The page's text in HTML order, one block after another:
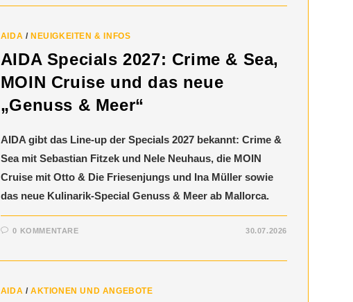
AIDA / NEUIGKEITEN & INFOS
AIDA Specials 2027: Crime & Sea,
MOIN Cruise und das neue
„Genuss & Meer“
AIDA gibt das Line-up der Specials 2027 bekannt: Crime &
Sea mit Sebastian Fitzek und Nele Neuhaus, die MOIN
Cruise mit Otto & Die Friesenjungs und Ina Müller sowie
das neue Kulinarik-Special Genuss & Meer ab Mallorca.
0 KOMMENTARE 30.07.2026
AIDA /AKTIONEN UND ANGEBOTE